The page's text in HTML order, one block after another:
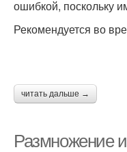
ошибкой, поскольку
Рекомендуется во
читать дальше →
Размножение и